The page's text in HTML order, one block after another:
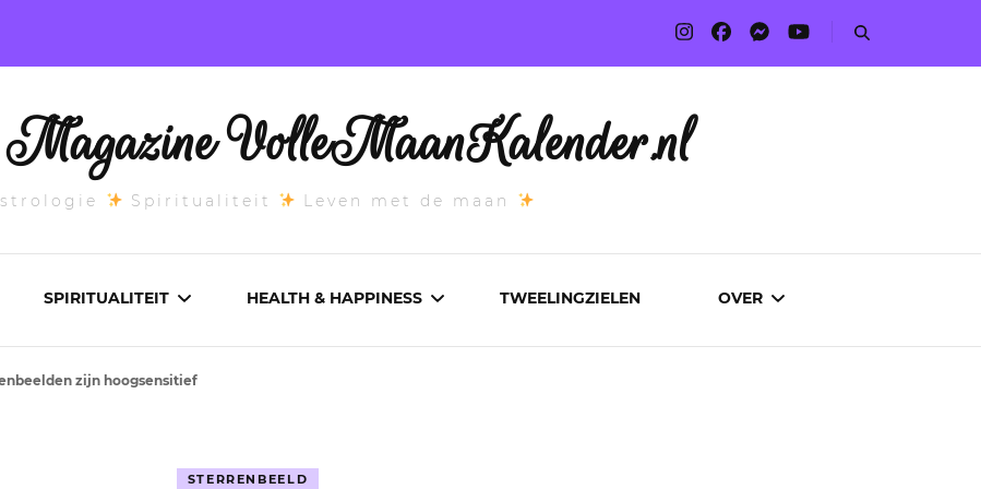
VolleMaanKalender.nl
Spiritualiteit Leven met de maan
SPIRITUALITEIT HEALTH & HAPPINESS TWEELINGZIELEN OVER
zijn hoogsensitief
STERRENBEELD